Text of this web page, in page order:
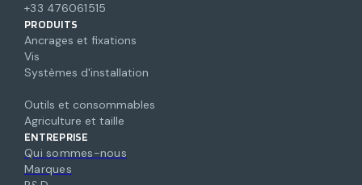
+33 476061515
PRODUITS
Ancrages et fixations
Vis
Systèmes d'installation
Outils et consommables
Agriculture et taille
ENTREPRISE
Qui sommes-nous
Marques